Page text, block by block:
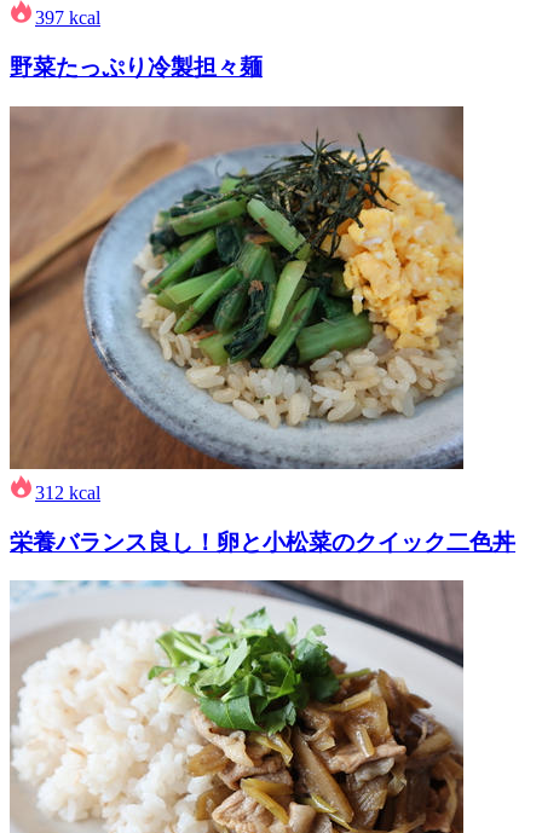
397 kcal
野菜たっぷり冷製担々麺
312 kcal
栄養バランス良し！卵と小松菜のクイック二色丼